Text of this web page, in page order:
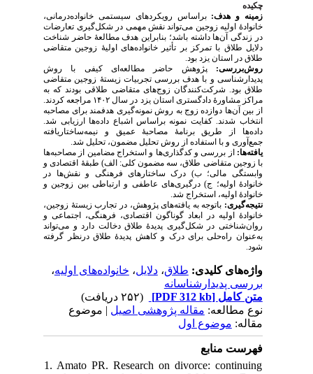
چکیده
زمینه و هدف:براساس رویکردهای سیستمی خانواده‌درمانی،
خانوادهٔ اولیه زوجین می‌تواند نقش مهمی در شکل‌گیری تعارضات
در زندگی آن‌ها داشته باشد؛ بنابراین هدف مطالعهٔ حاضر شناخت
دلایل طلاق با تمرکز بر تأثیر خانواده‌های اولیهٔ زوجین متقاضی
طلاق در استان یزد بود.
روش‌بررسی:
پژوهش حاضر مطالعه‌ای کیفی با روش
پدیدارشناسی و با هدف بررسی تجربیات زیستهٔ زوجین متقاضی
طلاق بود. شرکت‌کنندگان زوج‌های متقاضی طلاقی بودند که به
مراکز مشاورهٔ دادگستری استان یزد در سال ۱۴۰۲
مراجعه کردند.
از بین آن‌ها دوازده زوج به روش نمونه‌گیری هدفمند برای مصاحبه
انتخاب شدند.کفایت نمونه براساس اشباع داده‌ها ارزیابی شد.
داده‌ها از طریق برنامهٔ مصاحبهٔ عمیق و نیمه‌ساختاریافته
جمع‌آوری و با استفاده از روش‌ تحلیل مضمون، تحلیل شد.
یافته‌ها: از بررسی و کدگذاری‌ها و استخراج مضامین از مصاحبه‌ها
با زوجین متقاضی طلاق،سهمضمونکلی: الف)طبقهٔ اقتصادی و
وابستگی مالی؛ ب)درک ساختارهای فرهنگی و نقش‌ها در
خانوادهٔ اولیه؛ ج)درگیری‌های عاطفی و ارتباطی بین زوجین و
خانوادهٔ اولیه،استخراج شد.
نتیجه‌گیری: باتوجه به یافته‌های پژوهش، در تجارب زیستهٔ زوجین،
خانوادهٔ اولیه در ابعاد گوناگون اقتصادی، فرهنگی، اجتماعی و
روان‌شناختی در شکل‌گیری پدیدهٔ طلاق دخالت دارد و می‌تواند
به‌عنوان راه‌حلی برای درک و کاهش پدیدهٔ طلاق درنظر گرفته
شود.
واژه‌های کلیدی:طلاق،دلایل،خانواده‌های اولیه،
بررسی پدیدارشناسانه
متن کامل[PDF 312 kb]
نوع مطالعه:مقاله پژوهشی اصیل| موضوع
مقاله:موضوع اول
فهرست منابع
1. Amato PR. Research on divorce: continuing